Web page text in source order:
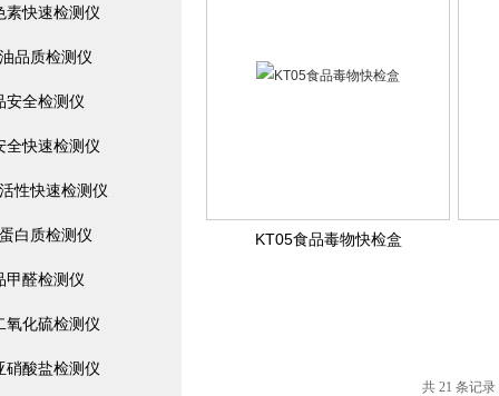
素快速检测仪
品质检测仪
安全检测仪
全快速检测仪
性快速检测仪
白质检测仪
甲醛检测仪
氧化硫检测仪
硝酸盐检测仪
KT05食品毒物快检盒
共 21 条记